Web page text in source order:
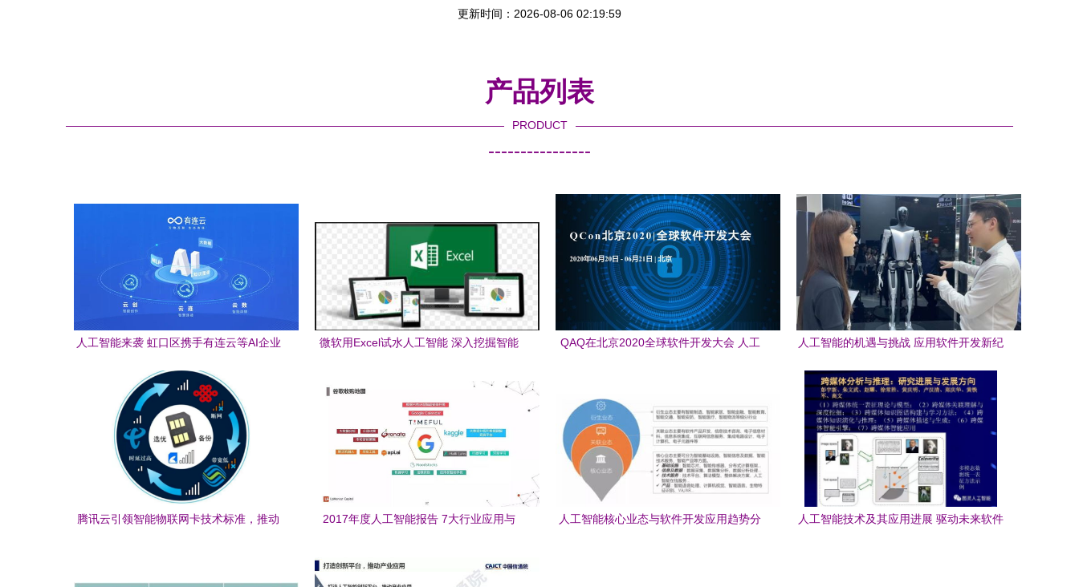
更新时间：2026-08-06 02:19:59
产品列表
PRODUCT
----------------
人工智能来袭 虹口区携手有连云等AI企业
微软用Excel试水人工智能 深入挖掘智能
QAQ在北京2020全球软件开发大会 人工
人工智能的机遇与挑战 应用软件开发新纪
腾讯云引领智能物联网卡技术标准，推动
2017年度人工智能报告 7大行业应用与
人工智能核心业态与软件开发应用趋势分
人工智能技术及其应用进展 驱动未来软件